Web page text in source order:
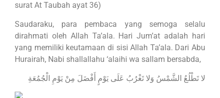
surat At Taubah ayat 36)
Saudaraku, para pembaca yang semoga selalu
dirahmati oleh Allah Ta’ala. Hari Jum’at adalah hari
yang memiliki keutamaan di sisi Allah Ta’ala. Dari Abu
Hurairah, Nabi shallallahu ‘alaihi wa sallam bersabda,
لا تَطْلُعُ الشَّمْسُ وَلا تَغْرُبُ عَلَى يَوْمٍ أَفْضَلَ مِنْ يَوْمِ الْجُمُعَةِ